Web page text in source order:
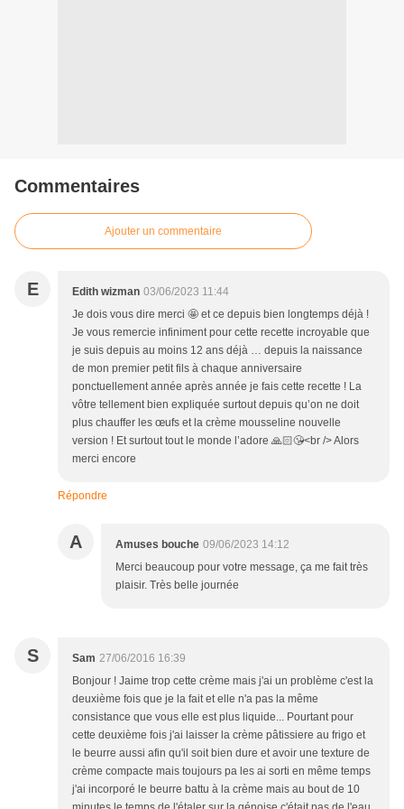
Commentaires
Ajouter un commentaire
E Edith wizman 03/06/2023 11:44
Je dois vous dire merci 🤩 et ce depuis bien longtemps déjà !
Je vous remercie infiniment pour cette recette incroyable que
je suis depuis au moins 12 ans déjà … depuis la naissance
de mon premier petit fils à chaque anniversaire
ponctuellement année après année je fais cette recette ! La
vôtre tellement bien expliquée surtout depuis qu’on ne doit
plus chauffer les œufs et la crème mousseline nouvelle
version ! Et surtout tout le monde l’adore 🙏🏻😘<br /> Alors
merci encore
Répondre
A Amuses bouche 09/06/2023 14:12
Merci beaucoup pour votre message, ça me fait très
plaisir. Très belle journée
S Sam 27/06/2016 16:39
Bonjour ! Jaime trop cette crème mais j'ai un problème c'est la
deuxième fois que je la fait et elle n'a pas la même
consistance que vous elle est plus liquide... Pourtant pour
cette deuxième fois j'ai laisser la crème pâtissiere au frigo et
le beurre aussi afin qu'il soit bien dure et avoir une texture de
crème compacte mais toujours pa les ai sorti en même temps
j'ai incorporé le beurre battu à la crème mais au bout de 10